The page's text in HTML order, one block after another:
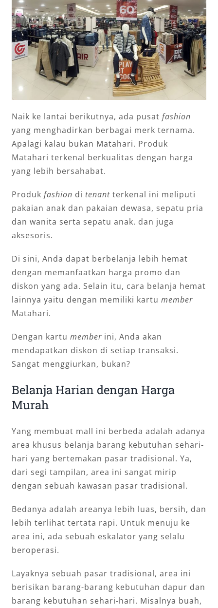
Naik ke lantai berikutnya, ada pusat fashion
yang menghadirkan berbagai merk ternama.
Apalagi kalau bukan Matahari. Produk
Matahari terkenal berkualitas dengan harga
yang lebih bersahabat.
Produk fashion di tenantterkenal ini meliputi
pakaian anak dan pakaian dewasa, sepatu pria
dan wanita serta sepatu anak. dan juga
aksesoris.
Di sini, Anda dapat berbelanja lebih hemat
dengan memanfaatkan harga promo dan
diskon yang ada. Selain itu, cara belanja hemat
lainnya yaitu dengan memiliki kartu member
Matahari.
Dengan kartu memberini, Anda akan
mendapatkan diskon di setiap transaksi.
Sangat menggiurkan, bukan?
Belanja Harian dengan Harga
Murah
Yang membuat mall ini berbeda adalah adanya
area khusus belanja barang kebutuhan sehari-
hari yang bertemakan pasar tradisional. Ya,
dari segi tampilan, area ini sangat mirip
dengan sebuah kawasan pasar tradisional.
Bedanya adalah areanya lebih luas, bersih, dan
lebih terlihat tertata rapi. Untuk menuju ke
area ini, ada sebuah eskalator yang selalu
beroperasi.
Layaknya sebuah pasar tradisional, area ini
berisikan barang-barang kebutuhan dapur dan
barang kebutuhan sehari-hari. Misalnya buah,